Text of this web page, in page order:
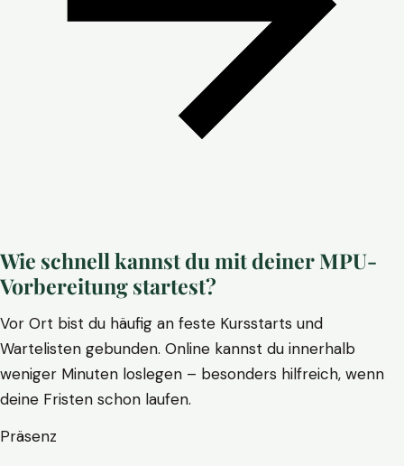
Wie schnell kannst du mit deiner MPU-
Vorbereitung startest?
Vor Ort bist du häufig an feste Kursstarts und
Wartelisten gebunden. Online kannst du innerhalb
weniger Minuten loslegen – besonders hilfreich, wenn
deine Fristen schon laufen.
Präsenz